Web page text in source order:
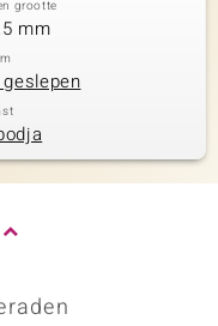
grootte
mm
geslepen